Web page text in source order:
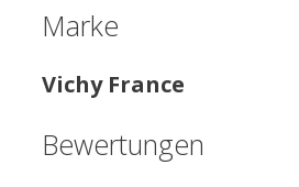
Marke
Vichy France
Bewertungen